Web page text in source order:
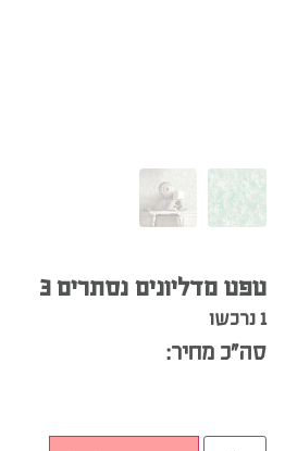
טפט מדליונים נסתרים 3
1 נרכשו
סה”כ מחיר: